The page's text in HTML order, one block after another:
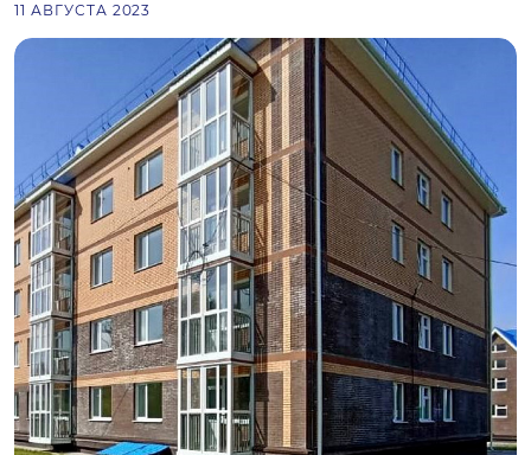
11 АВГУСТА 2023